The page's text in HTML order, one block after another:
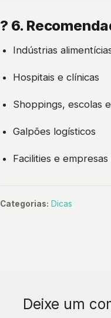
? 6.
Indústrias
Hospitais e clínicas
Shoppings, escolas
Galpões logísticos
Facilities e
Categorias: Dicas
Deixe um